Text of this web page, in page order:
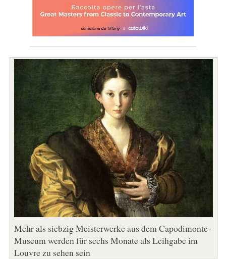
Mehr als siebzig Meisterwerke aus dem Capodimonte-
Museum werden für sechs Monate als Leihgabe im
Louvre zu sehen sein